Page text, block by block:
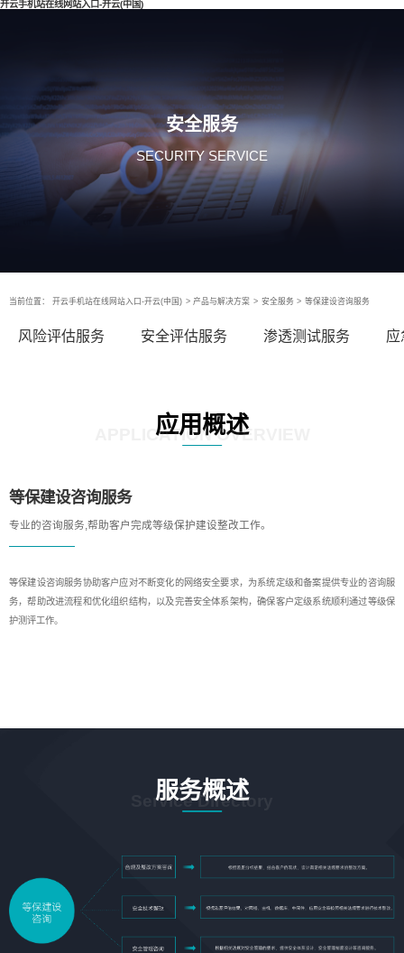
开云手机站在线网站入口-开云(中国)
安全服务
SECURITY SERVICE
当前位置： 开云手机站在线网站入口-开云(中国) > 产品与解决方案 > 安全服务 > 等保建设咨询服务
风险评估服务 安全评估服务 渗透测试服务 应
应用概述
APPLICATION OVERVIEW
等保建设咨询服务
专业的咨询服务,帮助客户完成等级保护建设整改工作。
等保建设咨询服务协助客户应对不断变化的网络安全要求，为系统定级和备案提供专业的咨询服
务，帮助改进流程和优化组织结构，以及完善安全体系架构，确保客户定级系统顺利通过等级保
护测评工作。
服务概述
Service Directory